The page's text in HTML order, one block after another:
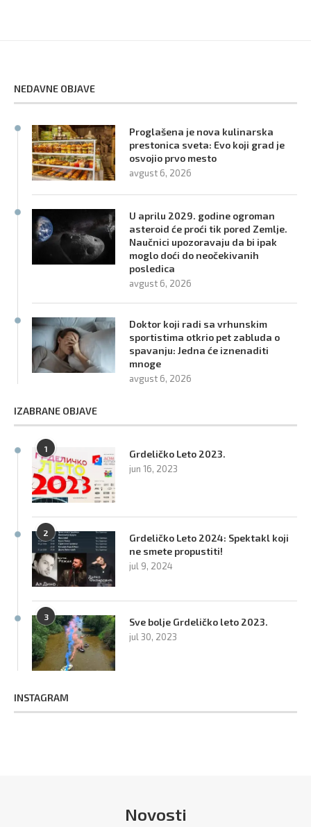
NEDAVNE OBJAVE
Proglašena je nova kulinarska
prestonica sveta: Evo koji grad je
osvojio prvo mesto
avgust 6, 2026
U aprilu 2029. godine ogroman
asteroid će proći tik pored Zemlje.
Naučnici upozoravaju da bi ipak
moglo doći do neočekivanih
posledica
avgust 6, 2026
Doktor koji radi sa vrhunskim
sportistima otkrio pet zabluda o
spavanju: Jedna će iznenaditi
mnoge
avgust 6, 2026
IZABRANE OBJAVE
1 Grdeličko Leto 2023.
jun 16, 2023
2
Grdeličko Leto 2024: Spektakl koji
ne smete propustiti!
jul 9, 2024
3 Sve bolje Grdeličko leto 2023.
jul 30, 2023
INSTAGRAM
Novosti